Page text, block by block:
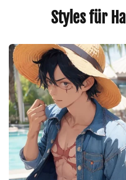
Styles für